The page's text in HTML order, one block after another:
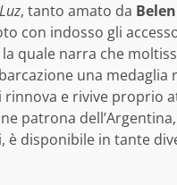
Luz, tanto amato da
con indosso gli
la quale narra che
una medaglia
e rivive proprio
patrona
disponibile in tante